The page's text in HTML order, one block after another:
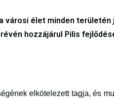
városi élet minden
hozzájárul Pilis
elkötelezett tagja, és